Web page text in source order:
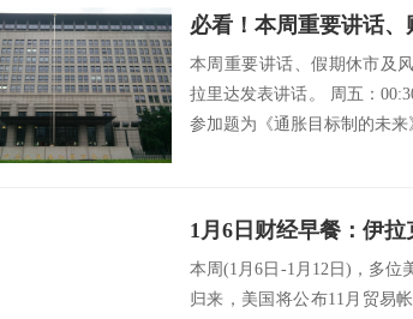
必看！本周重要讲话
本周重要讲话、假期休市及
拉里达发表讲话。 周五：
参加题为《通胀目标制的未
本周(1月6日-1月12日)，多位
归来，美国将公布11月贸易